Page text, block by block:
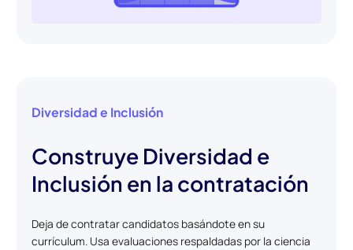
Diversidad e Inclusión
Construye Diversidad e
Inclusión en la contratación
Deja de contratar candidatos basándote en su
currículum. Usa evaluaciones respaldadas por la ciencia